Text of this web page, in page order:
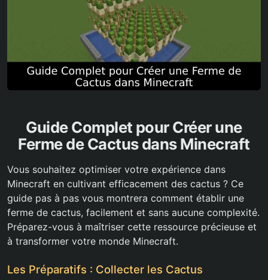
Guide Complet pour Créer une
Ferme de Cactus dans Minecraft
Vous souhaitez optimiser votre expérience dans
Minecraft en cultivant efficacement des cactus ? Ce
guide pas à pas vous montrera comment établir une
ferme de cactus, facilement et sans aucune complexité.
Préparez-vous à maîtriser cette ressource précieuse et
à transformer votre monde Minecraft.
Les Préparatifs : Collecter les Cactus